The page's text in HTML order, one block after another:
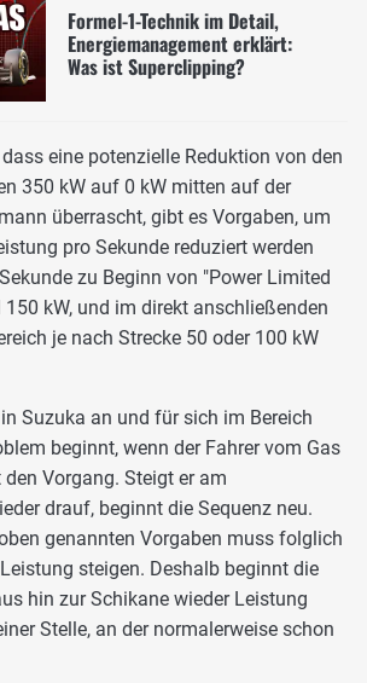
Formel-1-Technik im Detail,
Energiemanagement erklärt:
Was ist Superclipping?
eine potenzielle Reduktion von den
350 kW auf 0 kW mitten auf der
überrascht, gibt es Vorgaben, um
pro Sekunde reduziert werden
zu Beginn von "Power Limited
kW, und im direkt anschließenden
je nach Strecke 50 oder 100 kW
Suzuka an und für sich im Bereich
beginnt, wenn der Fahrer vom Gas
Vorgang. Steigt er am
drauf, beginnt die Sequenz neu.
genannten Vorgaben muss folglich
steigen. Deshalb beginnt die
hin zur Schikane wieder Leistung
Stelle, an der normalerweise schon